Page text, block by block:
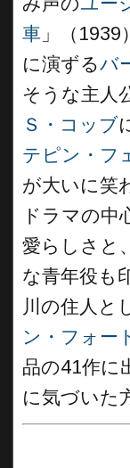
車 」（
に演ずるバ
そうな主人
Ｓ・コッブ
テピン・フ
が大いに笑
ドラマの中
愛らしさと、
な青年役も
川の住人と
ン・フォー
品の41作に
に気づいた